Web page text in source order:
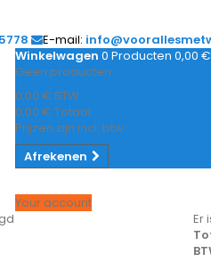
E-mail:
Winkelwagen 0 Producten 0,00 €
Geen producten
0,00 € BTW
0,00 € Totaal
Prijzen zijn incl. btw
Afrekenen
Your account
Er